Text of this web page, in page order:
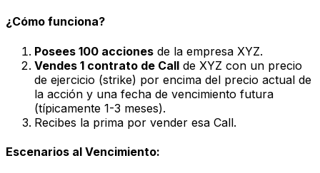
¿Cómo funciona?
Posees 100 acciones de la empresa XYZ.
Vendes 1 contrato de Call de XYZ con un precio
de ejercicio (strike) por encima del precio actual de
la acción y una fecha de vencimiento futura
(típicamente 1-3 meses).
Recibes la prima por vender esa Call.
Escenarios al Vencimiento: